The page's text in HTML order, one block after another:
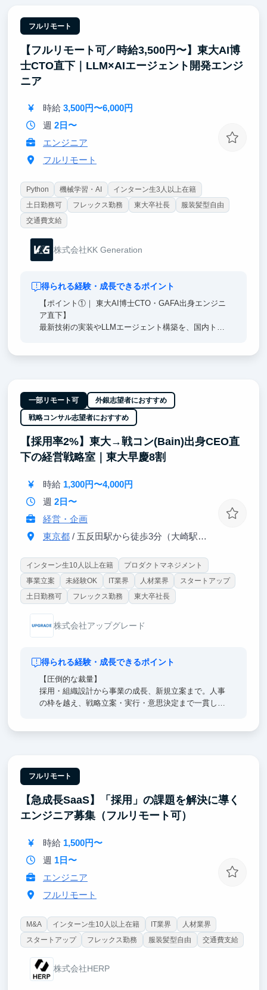
2. 元マッキンゼーの顧問が直接レビュー
アウトプットは元マッキンゼーの顧問が直接レビュ
ー。戦略コンサルの思考法を実務で学べます。
に直接触れ、リアルな経営課題に取り組みます。
フルリモート
【フルリモート可／時給3,500円〜】東大AI博
士CTO直下｜LLM×AIエージェント開発エンジ
ニア
時給 3,500円〜6,000円
週 2日〜
エンジニア
フルリモート
Python 機械学習・AI
インターン生3人以上在籍
土日勤務可
フレックス勤務 東大卒社長
服装髪型自由
交通費支給
株式会社KK Generation
得られる経験・成長できるポイント
【ポイント①｜ 東大AI博士CTO・GAFA出身エンジニ
ア直下】
最新技術の実装やLLMエージェント構築を、国内トッ
ます。マッキンゼー出身の代表や精鋭チームと共に、
最新技術がビジネス価値に変わる瞬間を体感できま
す。
【ポイント③｜ 開発から社会実装まで一貫して担
当】
貫。最大手ゼネコン様等への導入プロジェクトを通
一部リモート可 外銀志望者におすすめ
戦略コンサル志望者におすすめ
【採用率2%】東大→戦コン(Bain)出身CEO直
下の経営戦略室｜東大早慶8割
時給 1,300円〜4,000円
週 2日〜
経営・企画
東京都/ 五反田駅から徒歩3分（大崎駅から徒歩8分）
インターン生10人以上在籍
プロダクトマネジメント
事業立案
未経験OK IT業界 人材業界
スタートアップ
土日勤務可
フレックス勤務 東大卒社長
株式会社アップグレード
得られる経験・成長できるポイント
【圧倒的な裁量】
採用・組織設計から事業の成長、新規立案まで。人事
の枠を越え、戦略立案・実行・意思決定まで一貫して
じつつ直接吸収できます。日々のフィードバックを通
じ、どこでも通用する「解像度の高い思考力」を身に
沁み込ませます。
【東大早慶8割】
来るだけで視座が高まる刺激を受けることができま
す。過去、インターン生は戦略コンサル・外銀・総合
フルリモート
【急成長SaaS】「採用」の課題を解決に導く
エンジニア募集（フルリモート可）
時給 1,500円〜
週 1日〜
エンジニア
フルリモート
M&A インターン生10人以上在籍 IT業界
人材業界
スタートアップ
フレックス勤務 服装髪型自由 交通費支給
株式会社HERP